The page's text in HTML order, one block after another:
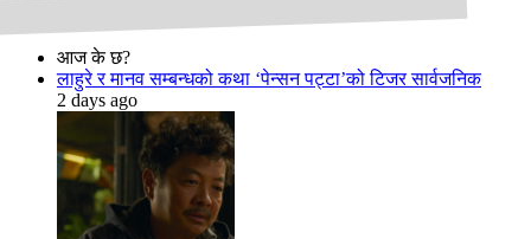
आज के छ?
लाहुरे र मानव सम्बन्धको कथा ‘पेन्सन पट्टा’को टिजर सार्वजनिक
2 days ago